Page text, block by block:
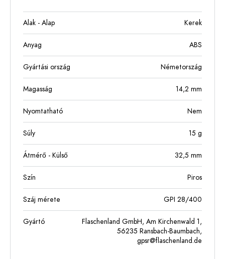
Alak - Alap Kerek
Anyag ABS
Gyártási ország Németország
Magasság 14,2 mm
Nyomtatható Nem
Súly 15 g
Átmérő - Külső 32,5 mm
Szín Piros
Száj mérete GPI 28/400
Gyártó
Flaschenland GmbH, Am Kirchenwald 1,
56235 Ransbach-Baumbach,
gpsr@flaschenland.de